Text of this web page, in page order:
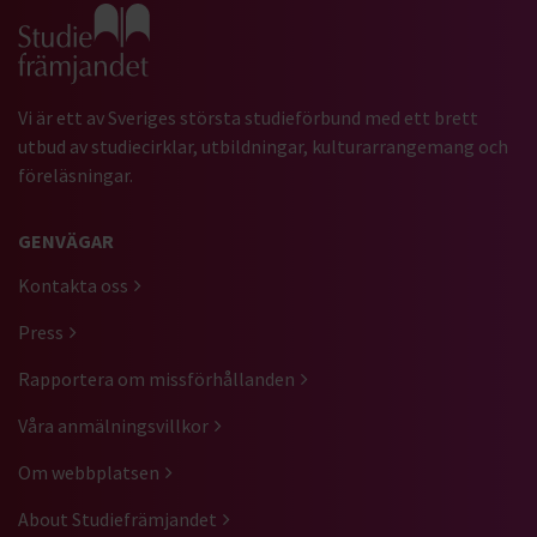
Gå till studiefrämjandets startsida
Vi är ett av Sveriges största studieförbund med ett brett
utbud av studiecirklar, utbildningar, kulturarrangemang och
föreläsningar.
GENVÄGAR
Kontakta oss
Press
Rapportera om missförhållanden
Våra anmälningsvillkor
Om webbplatsen
About Studiefrämjandet